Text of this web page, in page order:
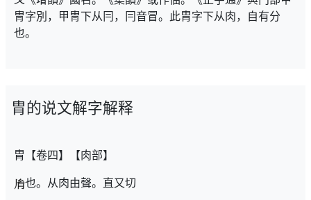
冑字別，甲冑下从冃，冃音冒。此胄字下从肉，自有分
也。
胄的说文解字解释
胄【卷四】【肉部】
也。从肉由聲。直又切